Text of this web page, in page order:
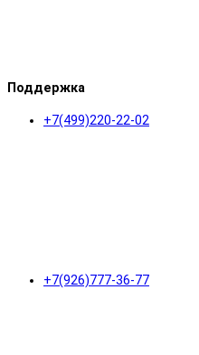
Поддержка
+7(499)220-22-02
+7(926)777-36-77